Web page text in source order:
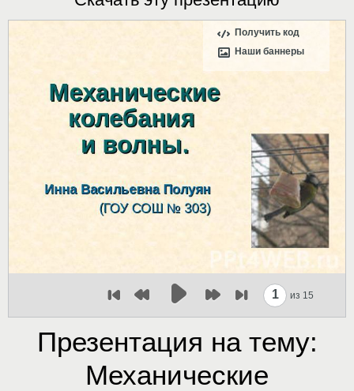
Получить код
Наши баннеры
1 из 15
Презентация на тему:
Механические